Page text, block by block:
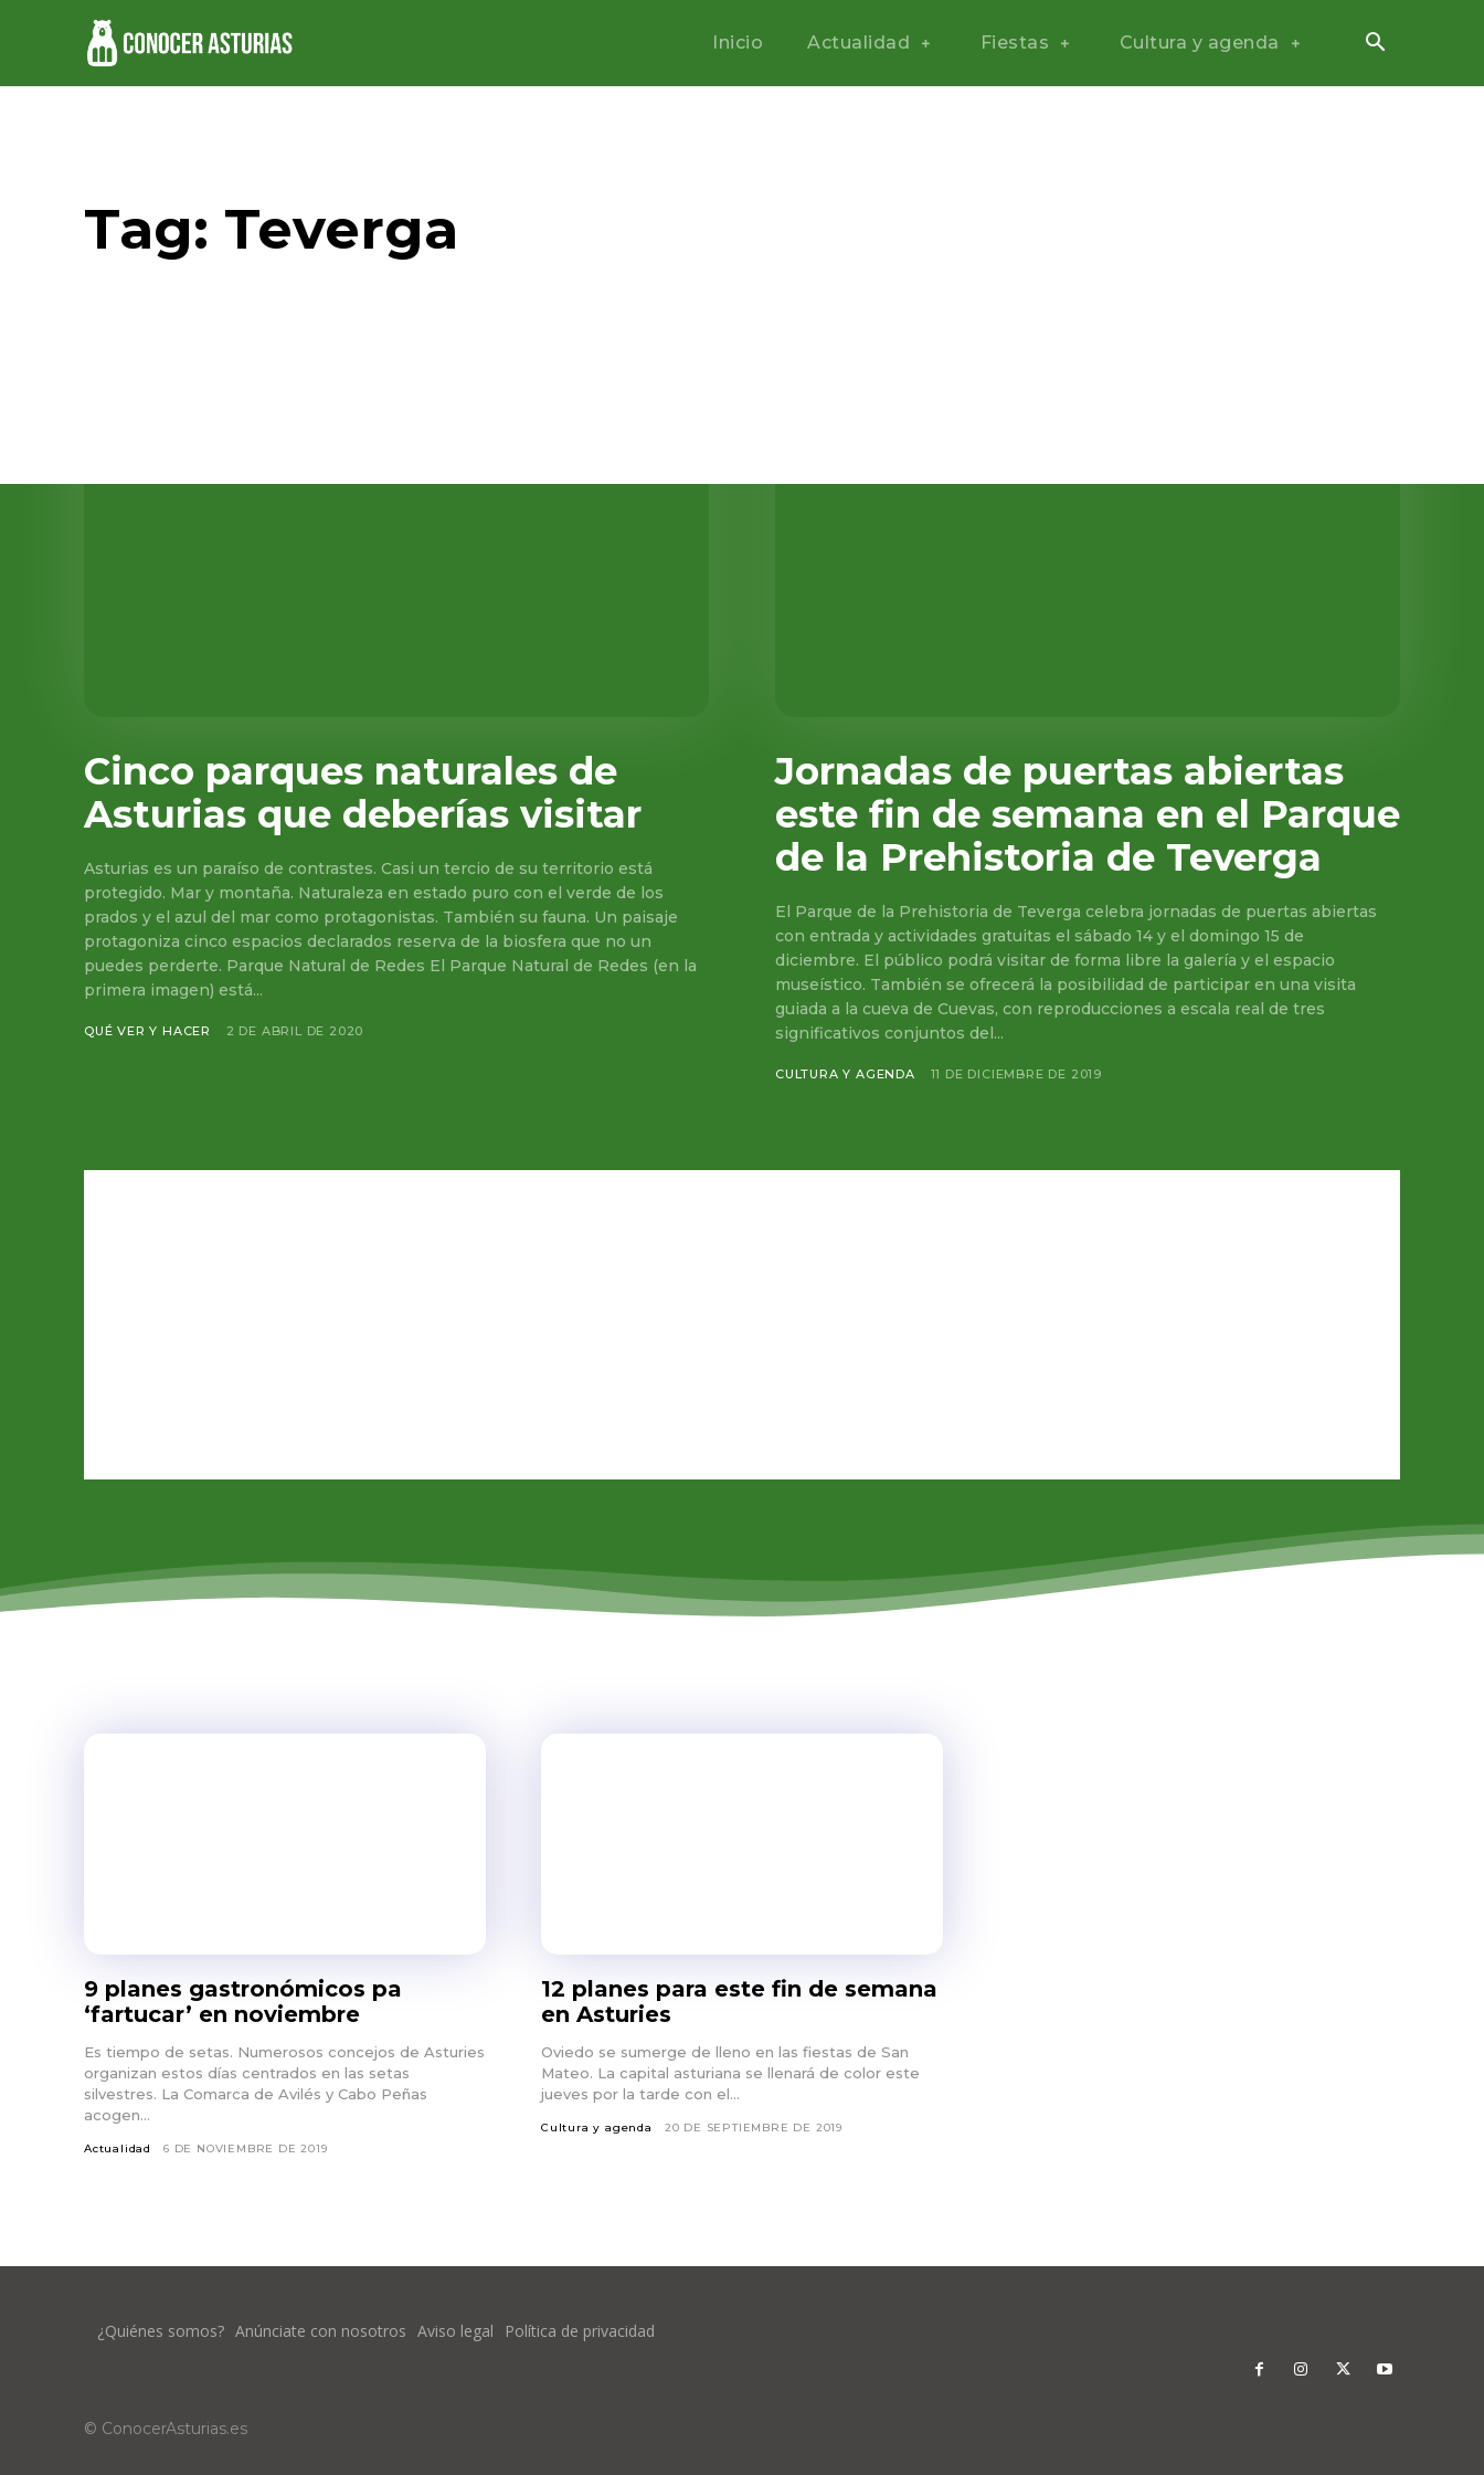
Inicio Actualidad Fiestas Cultura y agenda
Tag: Teverga
Cinco parques naturales de
Asturias que deberías visitar
Asturias es un paraíso de contrastes. Casi un tercio de su territorio está
protegido. Mar y montaña. Naturaleza en estado puro con el verde de los
prados y el azul del mar como protagonistas. También su fauna. Un paisaje
protagoniza cinco espacios declarados reserva de la biosfera que no un
puedes perderte. Parque Natural de Redes El Parque Natural de Redes (en la
primera imagen) está...
QUÉ VER Y HACER 2 DE ABRIL DE 2020
Jornadas de puertas abiertas
este fin de semana en el Parque
de la Prehistoria de Teverga
El Parque de la Prehistoria de Teverga celebra jornadas de puertas abiertas
con entrada y actividades gratuitas el sábado 14 y el domingo 15 de
diciembre. El público podrá visitar de forma libre la galería y el espacio
museístico. También se ofrecerá la posibilidad de participar en una visita
guiada a la cueva de Cuevas, con reproducciones a escala real de tres
significativos conjuntos del...
CULTURA Y AGENDA 11 DE DICIEMBRE DE 2019
9 planes gastronómicos pa
‘fartucar’ en noviembre
Es tiempo de setas. Numerosos concejos de Asturies
organizan estos días centrados en las setas
silvestres. La Comarca de Avilés y Cabo Peñas
acogen...
Actualidad 6 DE NOVIEMBRE DE 2019
12 planes para este fin de semana
en Asturies
Oviedo se sumerge de lleno en las fiestas de San
Mateo. La capital asturiana se llenará de color este
jueves por la tarde con el...
Cultura y agenda 20 DE SEPTIEMBRE DE 2019
¿Quiénes somos? Anúnciate con nosotros Aviso legal Política de privacidad
© ConocerAsturias.es